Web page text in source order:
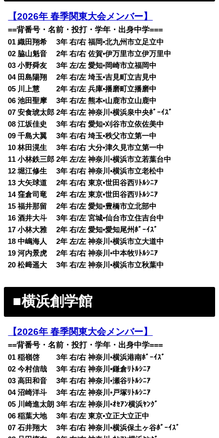
【2026年 春季関東大会メンバー】
==背番号・名前・投打・学年・出身中学===
01 織田翔希 3年 右/右 福岡•北九州市立足立中
02 脇山魁音 2年 右/右 佐賀•伊万里市立伊万里中
03 小野舜友 3年 左/左 愛知•岡崎市立福岡中
04 田島陽翔 2年 右/左 埼玉•吉見町立吉見中
05 川上慧 2年 右/左 兵庫•播磨町立播磨中
06 池田聖摩 3年 右/左 熊本•山鹿市立山鹿中
07 安食琥太郎 2年 右/左 神奈川•横浜泉中央ﾎﾞｰｲｽﾞ
08 江坂佳史 3年 右/右 愛知•刈谷市立依佐美中
09 千島大翼 3年 右/右 埼玉•秩父市立第一中
10 林田滉生 3年 右/右 大分•津久見市立第一中
11 小林鉄三郎 2年 左/左 神奈川•横浜市立若葉台中
12 堀江修生 3年 右/右 神奈川•横浜市立老松中
13 大矢球道 2年 右/右 東京•世田谷西ﾘﾄﾙｼﾆｱ
14 窪倉司竜 2年 右/左 東京•世田谷西ﾘﾄﾙｼﾆｱ
15 福井那留 2年 右/左 愛知•豊橋市立北部中
16 酒井大斗 3年 右/左 宮城•仙台市立住吉台中
17 小林大雅 2年 右/左 愛知•愛知尾州ﾎﾞｰｲｽﾞ
18 中嶋海人 2年 左/左 神奈川•横浜市立大道中
19 河内景虎 2年 右/右 神奈川•中本牧ﾘﾄﾙｼﾆｱ
20 松﨑遥大 3年 右/左 神奈川•横浜市立秋葉中
■横浜創学館
【2026年 春季関東大会メンバー】
==背番号・名前・投打・学年・出身中学===
01 稲嶺啓 3年 右/右 神奈川•横浜港南ﾎﾞｰｲｽﾞ
02 今村信哉 3年 右/右 神奈川•鎌倉ﾘﾄﾙｼﾆｱ
03 高田和音 3年 右/右 神奈川•瀬谷ﾘﾄﾙｼﾆｱ
04 沼崎洋斗 3年 右/左 神奈川•戸塚ﾘﾄﾙｼﾆｱ
05 川崎進太朗 3年 右/左 神奈川•ｵｾｱﾝ横浜ﾔﾝｸﾞ
06 稲葉大地 3年 右/左 東京•立正大立正中
07 石井翔大 3年 右/右 神奈川•横浜保土ヶ谷ﾎﾞｰｲｽﾞ